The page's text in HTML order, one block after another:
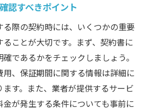
をつけるべき日常点検
テナンスが今後のトラブルを未
作方法を熟知する重要性
ンテナンス方法とその頻度
る簡単なメンテナンス手順
認すべきポイント
際の契約時には、いくつかの重要
ことが大切です。まず、契約書に
であるかをチェックしましょう。
、保証期間に関する情報は詳細に
す。また、業者が提供するサービ
が発生する条件についても事前に